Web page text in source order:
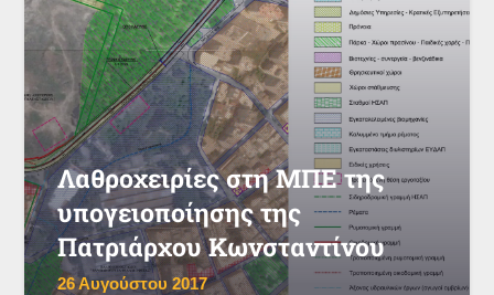
Λαθροχειρίες στη ΜΠΕ της
υπογειοποίησης της
Πατριάρχου Κωνσταντίνου
26 Αυγούστου 2017